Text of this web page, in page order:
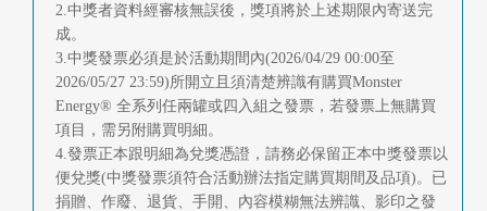
2.中獎者資料經審核無誤後，獎項將於上述期限內寄送完
成。
3.中獎發票必須是於活動期間內(2026/04/29 00:00至
2026/05/27 23:59)所開立且須清楚辨識有購買Monster
Energy® 全系列任兩罐或四入組之發票，若發票上無購買
項目，需另附購買明細。
4.發票正本跟明細為兌獎憑證，請務必保留正本中獎發票以
便兌獎(中獎發票須符合活動辦法指定購買期間及品項)。已
捐贈、作廢、退貨、手開、內容模糊無法辨識、影印之發